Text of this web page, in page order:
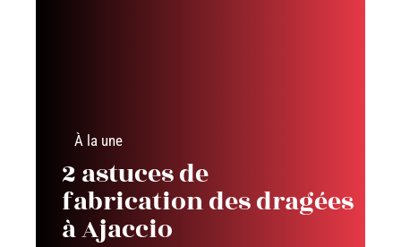
À la une
2 astuces de
fabrication des dragées
à Ajaccio